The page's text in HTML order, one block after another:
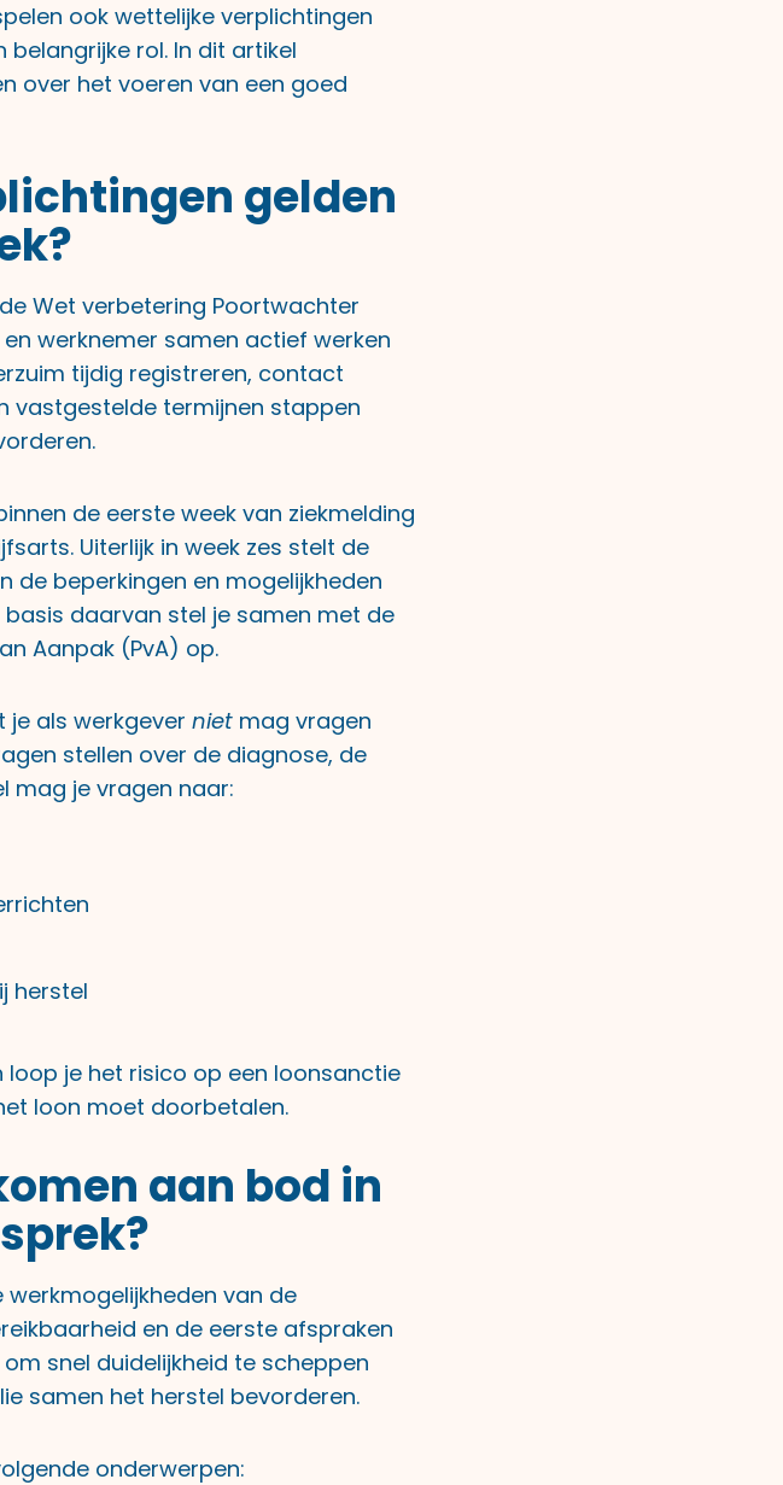
ook wettelijke verplichtingen
rol. In dit artikel
over het voeren van een goed
gelden
Wet verbetering Poortwachter
werknemer samen actief werken
tijdig registreren, contact
vastgestelde termijnen stappen
de eerste week van ziekmelding
Uiterlijk in week zes stelt de
de beperkingen en mogelijkheden
daarvan stel je samen met de
Aanpak (PvA) op.
als werkgever niet mag vragen
stellen over de diagnose, de
mag je vragen naar:
herstel
loop je het risico op een loonsanctie
loon moet doorbetalen.
aan bod in
van de
en de eerste afspraken
snel duidelijkheid te scheppen
samen het herstel bevorderen.
onderwerpen: